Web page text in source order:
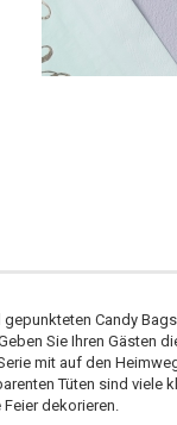
Candy
Sie Ihren Gästen
mit auf den
Tüten sind viele
dekorieren.